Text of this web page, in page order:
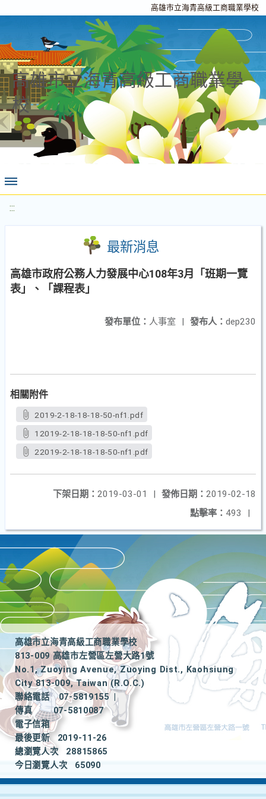
高雄市立海青高級工商職業學校
高雄市立海青高級工商職業學
校
:::
最新消息
高雄市政府公務人力發展中心108年3月「班期一覽
表」、「課程表」
發布人： dep230
發布單位： 人事室 |
相關附件
2019-2-18-18-18-50-nf1.pdf
12019-2-18-18-18-50-nf1.pdf
22019-2-18-18-18-50-nf1.pdf
發佈日期： 2019-02-18
下架日期： 2019-03-01
|
點擊率： 493 |
高雄市立海青高級工商職業學校
813-009 高雄市左營區左營大路1號
No.1, Zuoying Avenue, Zuoying Dist., Kaohsiung
City 813-009, Taiwan (R.O.C.)
聯絡電話
07-5819155
|
傳真
07-5810087
電子信箱
最後更新
2019-11-26
總瀏覽人次
28815865
今日瀏覽人次
65090